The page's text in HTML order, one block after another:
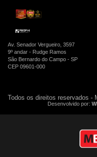
Av. Senador Vergueiro, 3597
9º andar - Rudge Ramos
São Bernardo do Campo - SP
CEP 09601-000
Todos os direitos reservados -
Desenvolvido por: